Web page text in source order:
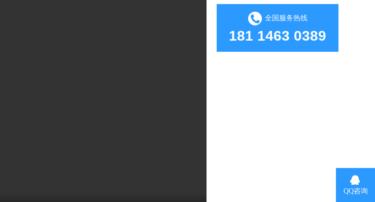
全国服务热线
181 1463 0389
QQ咨询